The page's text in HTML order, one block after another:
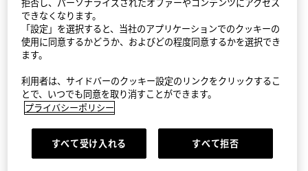
プライバシーポリシー（外部送信ポリシーを含む）
サイトマップ
お問い合わせ
会社概要
©FAST RETAILING CO., LTD.
拒否し、パーソナライズされたオファーやコンテンツにアクセス
できなくなります。
「設定」を選択すると、当社のアプリケーションでのクッキーの
使用に同意するかどうか、およびどの程度同意するかを選択でき
ます。
利用者は、サイドバーのクッキー設定のリンクをクリックするこ
とで、いつでも同意を取り消すことができます。
プライバシーポリシー
すべて受け入れる すべて拒否